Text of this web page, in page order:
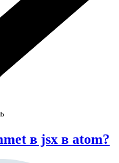
в jsx в atom?